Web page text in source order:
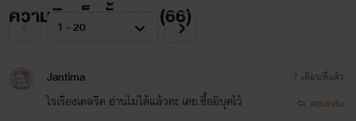
ความคิดเห็นทั้งหมด (66)
Jantima
ไรเรื่องเคลริค อ่านไม่ได้แล้วคะ เคย.ซื้ออิบุคไว้
7 เดือนที่แล้ว
ตอบกลับ